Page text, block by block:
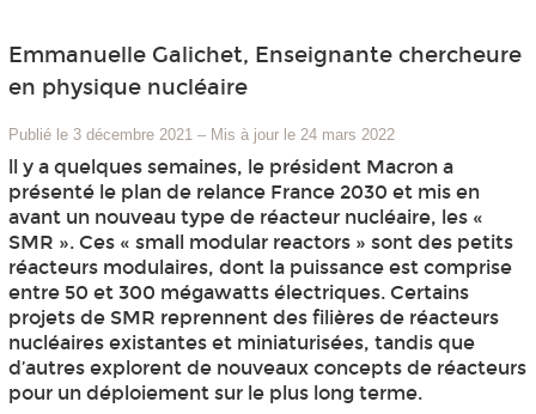
Emmanuelle Galichet, Enseignante chercheure
en physique nucléaire
Publié le 3 décembre 2021 – Mis à jour le 24 mars 2022
ll y a quelques semaines, le président Macron a
présenté le plan de relance France 2030 et mis en
avant un nouveau type de réacteur nucléaire, les «
SMR ». Ces « small modular reactors » sont des petits
réacteurs modulaires, dont la puissance est comprise
entre 50 et 300 mégawatts électriques. Certains
projets de SMR reprennent des filières de réacteurs
nucléaires existantes et miniaturisées, tandis que
d’autres explorent de nouveaux concepts de réacteurs
pour un déploiement sur le plus long terme.